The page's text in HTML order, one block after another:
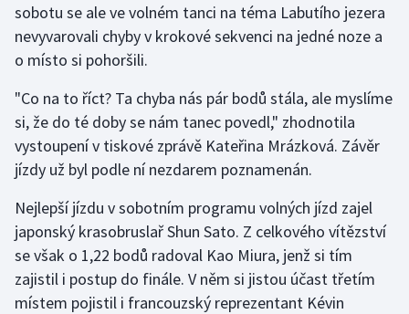
Plavání
Plážový volejbal
Ragby
Rychlobruslení
Short track
Sportovní střelba
sobotu se ale ve volném tanci na téma Labutího jezera
nevyvarovali chyby v krokové sekvenci na jedné noze a
o místo si pohoršili.
"Co na to říct? Ta chyba nás pár bodů stála, ale myslíme
si, že do té doby se nám tanec povedl," zhodnotila
vystoupení v tiskové zprávě Kateřina Mrázková. Závěr
jízdy už byl podle ní nezdarem poznamenán.
Nejlepší jízdu v sobotním programu volných jízd zajel
japonský krasobruslař Shun Sato. Z celkového vítězství
se však o 1,22 bodů radoval Kao Miura, jenž si tím
zajistil i postup do finále. V něm si jistou účast třetím
místem pojistil i francouzský reprezentant Kévin